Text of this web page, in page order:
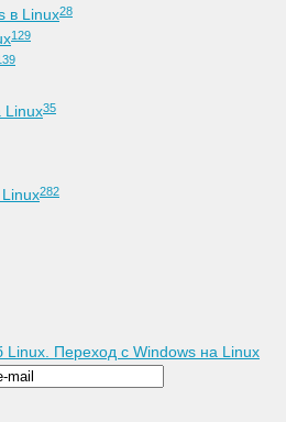
в Linux28
129
Linux35
282
Linux. Переход с Windows на Linux